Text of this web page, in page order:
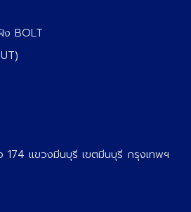
ง BOLT
แขวงมีนบุรี เขตมีนบุรี กรุงเทพฯ